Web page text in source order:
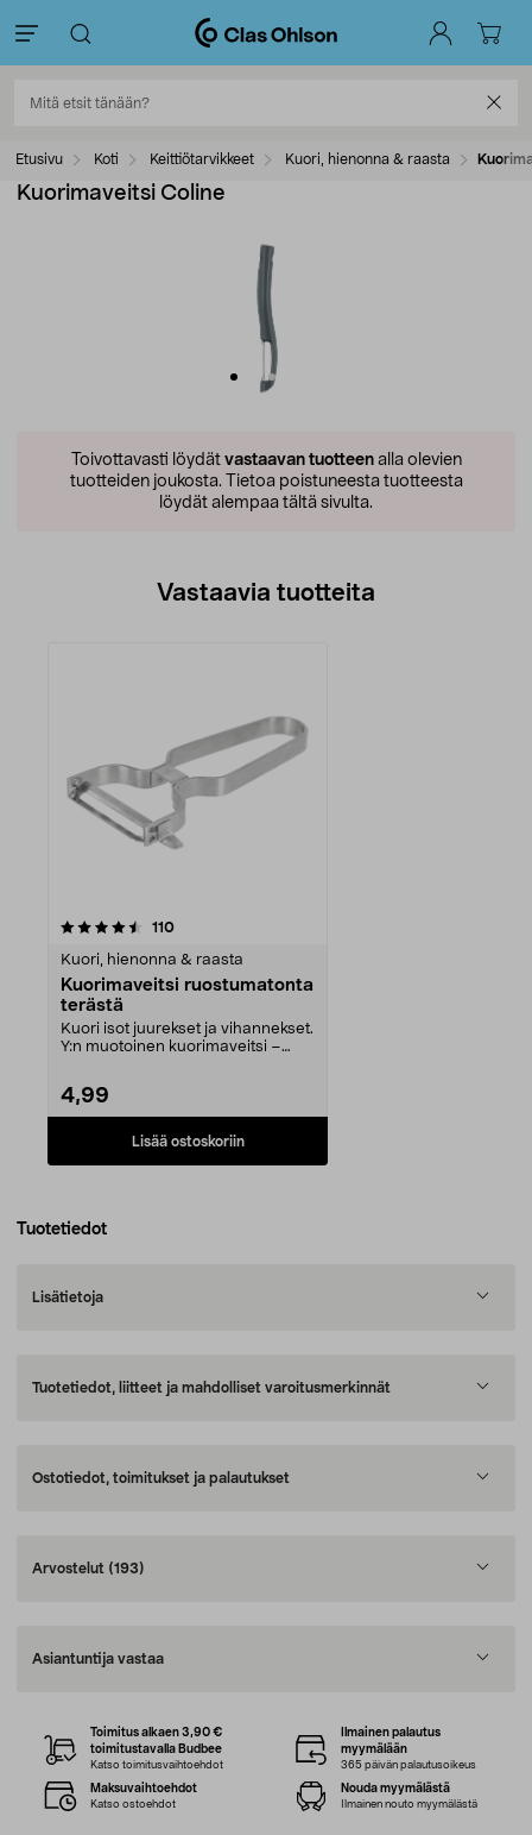
Etusivu Koti Keittiötarvikkeet Kuori, hienonna & raasta
Kuorimaveitsi Coline
Toivottavasti löydät vastaavan tuotteenalla olevien
tuotteiden joukosta. Tietoa poistuneesta tuotteesta
löydät alempaa tältä sivulta.
Vastaavia tuotteita
110arvostelut
Kuori, hienonna & raasta
Kuorimaveitsi ruostumatonta
terästä
Kuori isot juurekset ja vihannekset.
Y:n muotoinen kuorimaveitsi –
4,99
Lisää ostoskoriin
Tuotetiedot
Lisätietoja
Tuotetiedot, liitteet ja mahdolliset varoitusmerkinnät
Ostotiedot, toimitukset ja palautukset
Arvostelut (193)
Asiantuntija vastaa
Toimitus alkaen 3,90 €
toimitustavalla Budbee
Katso toimitusvaihtoehdot
Ilmainen palautus
myymälään
365 päivän palautusoikeus
Maksuvaihtoehdot
Katso ostoehdot
Nouda myymälästä
Ilmainen nouto myymälästä